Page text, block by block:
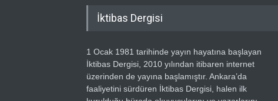
İktibas Dergisi
1 Ocak 1981 tarihinde yayın hayatına başlayan
İktibas Dergisi, 2010 yılından itibaren internet
üzerinden de yayına başlamıştır. Ankara’da
faaliyetini sürdüren İktibas Dergisi, halen ilk